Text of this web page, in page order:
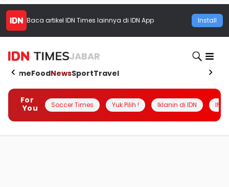
Baca artikel IDN Times lainnya di IDN App Install
JABAR
HomeFoodNewsSportTravel
For
You
Soccer Times Yuk Pilih ! Iklanin di IDN